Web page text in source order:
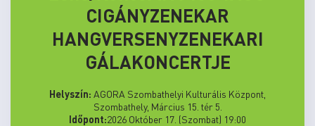
CIGÁNYZENEKAR
HANGVERSENYZENEKARI
GÁLAKONCERTJE
Helyszín: AGORA Szombathelyi Kulturális Központ,
Szombathely, Március 15. tér 5.
Időpont:2026 Október 17. (Szombat) 19:00